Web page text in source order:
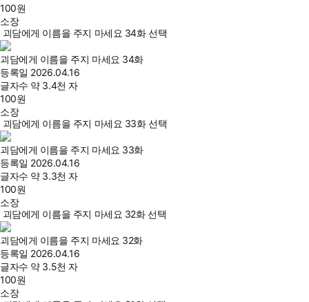
100원
소장
괴담에게 이름을 주지 마세요 34화 선택
괴담에게 이름을 주지 마세요 34화
등록일 2026.04.16
글자수 약 3.4천 자
100원
소장
괴담에게 이름을 주지 마세요 33화 선택
괴담에게 이름을 주지 마세요 33화
등록일 2026.04.16
글자수 약 3.3천 자
100원
소장
괴담에게 이름을 주지 마세요 32화 선택
괴담에게 이름을 주지 마세요 32화
등록일 2026.04.16
글자수 약 3.5천 자
100원
소장